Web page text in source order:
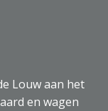
Louw aan het
en wagen